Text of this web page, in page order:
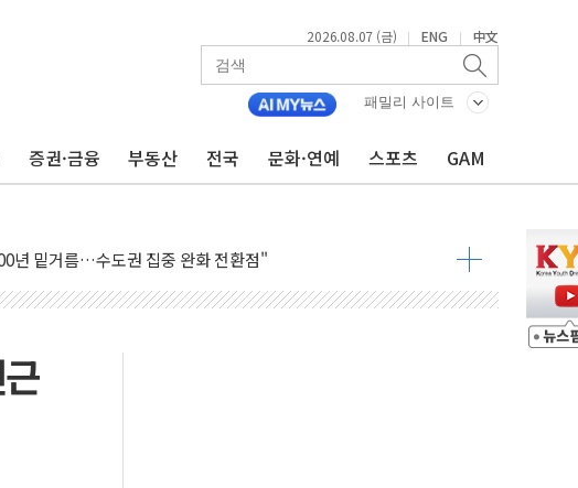
2026.08.07 (금) | ENG | 中文
패밀리 사이트
증권·금융 부동산 전국 문화·연예 스포츠 GAM
리 워시엔 톤 낮춰
내정설...포항시 '시끌'
회의' 주재… "전폭적 공급 확대·속도전 총력"
부과…美 태양광주 급등
곧 사망해도 놀랍지 않아"
태양광 착공…여의도 1.6배 규모